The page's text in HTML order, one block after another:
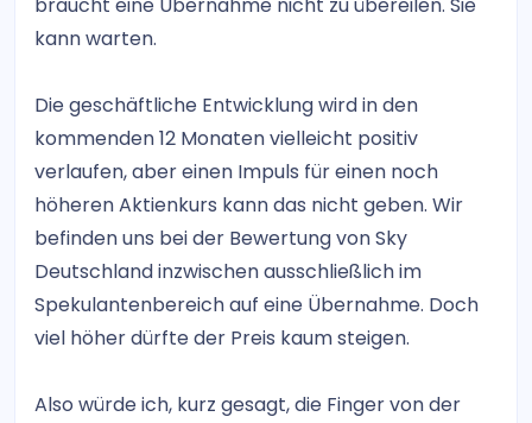
kann warten.
Die geschäftliche Entwicklung wird in den
kommenden 12 Monaten vielleicht positiv
verlaufen, aber einen Impuls für einen noch
höheren Aktienkurs kann das nicht geben. Wir
befinden uns bei der Bewertung von Sky
Deutschland inzwischen ausschließlich im
Spekulantenbereich auf eine Übernahme. Doch
viel höher dürfte der Preis kaum steigen.
Also würde ich, kurz gesagt, die Finger von der